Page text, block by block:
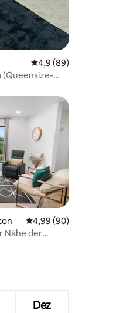
5, 29 Bewertungen
Durchschnittliche
4,9 (89)
(Queensize-
5, 19 Bewertungen
Durchschnittliche
4,99 (90)
Nähe der
Dez